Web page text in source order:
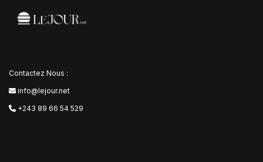
Contactez Nous :
info@lejour.net
+243 89 66 54 529